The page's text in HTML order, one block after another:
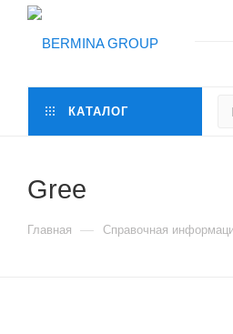
КАТАЛОГ
Gree
Главная — Справочная